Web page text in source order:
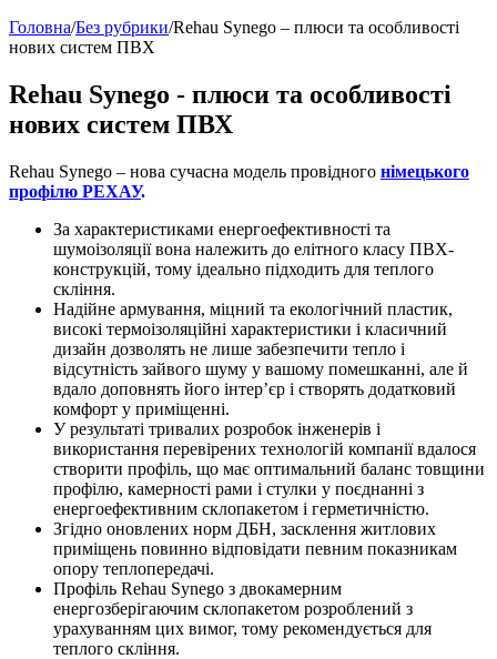
Головна/Без рубрики/Rehau Synego – плюси та особливості
нових систем ПВХ
Rehau Synego - плюси та особливості
нових систем ПВХ
Rehau Synego – нова сучасна модель провідного німецького
профілю РЕХАУ.
За характеристиками енергоефективності та
шумоізоляції вона належить до елітного класу ПВХ-
конструкцій, тому ідеально підходить для теплого
скління.
Надійне армування, міцний та екологічний пластик,
високі термоізоляційні характеристики і класичний
дизайн дозволять не лише забезпечити тепло і
відсутність зайвого шуму у вашому помешканні, але й
вдало доповнять його інтер’єр і створять додатковий
комфорт у приміщенні.
У результаті тривалих розробок інженерів і
використання перевірених технологій компанії вдалося
створити профіль, що має оптимальний баланс товщини
профілю, камерності рами і стулки у поєднанні з
енергоефективним склопакетом і герметичністю.
Згідно оновлених норм ДБН, засклення житлових
приміщень повинно відповідати певним показникам
опору теплопередачі.
Профіль Rehau Synego з двокамерним
енергозберігаючим склопакетом розроблений з
урахуванням цих вимог, тому рекомендується для
теплого скління.